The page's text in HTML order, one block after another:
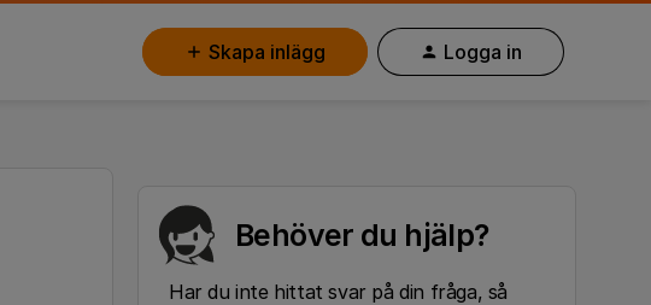
Skapa inlägg Logga in
Behöver du hjälp?
Har du inte hittat svar på din fråga, så